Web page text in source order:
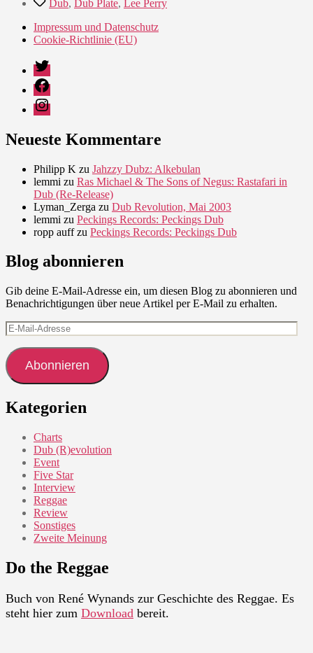
Dub, Dub Plate, Lee Perry
Impressum und Datenschutz
Cookie-Richtlinie (EU)
Twitter
Facebook
Instagram
Neueste Kommentare
Philipp K zu Jahzzy Dubz: Alkebulan
lemmi zu Ras Michael & The Sons of Negus: Rastafari in
Dub (Re-Release)
Lyman_Zerga zu Dub Revolution, Mai 2003
lemmi zu Peckings Records: Peckings Dub
ropp auffzu Peckings Records: Peckings Dub
Blog abonnieren
Gib deine E-Mail-Adresse ein, um diesen Blog zu abonnieren und
Benachrichtigungen über neue Artikel per E-Mail zu erhalten.
E-
Mail-
Adresse
Abonnieren
Kategorien
Charts
Dub (R)evolution
Event
Five Star
Interview
Reggae
Review
Sonstiges
Zweite Meinung
Do the Reggae
Buch von René Wynands zur Geschichte des Reggae. Es
steht hier zum Download bereit.